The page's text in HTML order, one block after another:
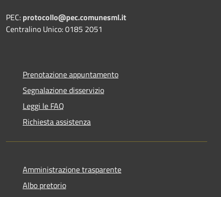
PEC: protocollo@pec.comunesml.it
Centralino Unico: 0185 2051
Prenotazione appuntamento
Segnalazione disservizio
Leggi le FAQ
Richiesta assistenza
Amministrazione trasparente
Albo pretorio